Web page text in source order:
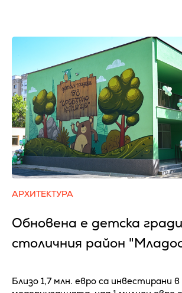
АРХИТЕКТУРА
Обновена е детска
столичния район
Близо 1,7 млн. евро са инвестирани в